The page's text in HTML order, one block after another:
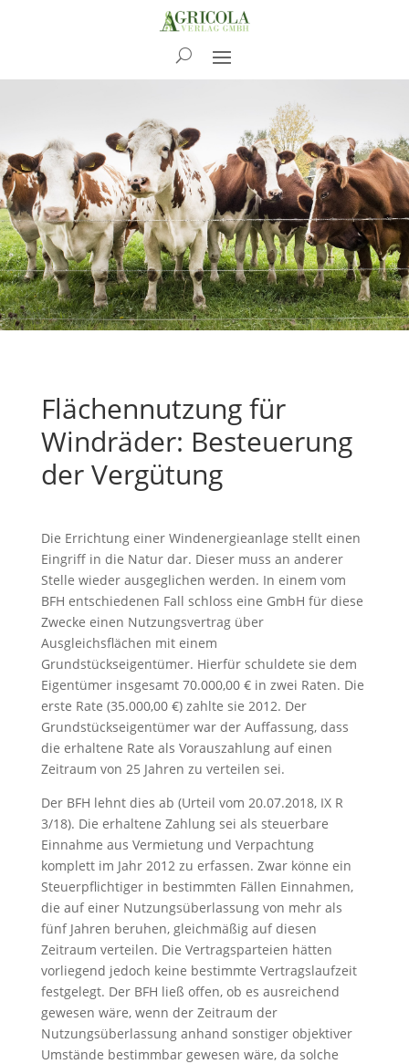
News
Flächennutzung für
Windräder: Besteuerung
der Vergütung
Die Errichtung einer Windenergieanlage stellt einen
Eingriff in die Natur dar. Dieser muss an anderer
Stelle wieder ausgeglichen werden. In einem vom
BFH entschiedenen Fall schloss eine GmbH für diese
Zwecke einen Nutzungsvertrag über
Ausgleichsflächen mit einem
Grundstückseigentümer. Hierfür schuldete sie dem
Eigentümer insgesamt 70.000,00 € in zwei Raten. Die
erste Rate (35.000,00 €) zahlte sie 2012. Der
Grundstückseigentümer war der Auffassung, dass
die erhaltene Rate als Vorauszahlung auf einen
Zeitraum von 25 Jahren zu verteilen sei.
Der BFH lehnt dies ab (Urteil vom 20.07.2018, IX R
3/18). Die erhaltene Zahlung sei als steuerbare
Einnahme aus Vermietung und Verpachtung
komplett im Jahr 2012 zu erfassen. Zwar könne ein
Steuerpflichtiger in bestimmten Fällen Einnahmen,
die auf einer Nutzungsüberlassung von mehr als
fünf Jahren beruhen, gleichmäßig auf diesen
Zeitraum verteilen. Die Vertragsparteien hätten
vorliegend jedoch keine bestimmte Vertragslaufzeit
festgelegt. Der BFH ließ offen, ob es ausreichend
gewesen wäre, wenn der Zeitraum der
Nutzungsüberlassung anhand sonstiger objektiver
Umstände bestimmbar gewesen wäre, da solche